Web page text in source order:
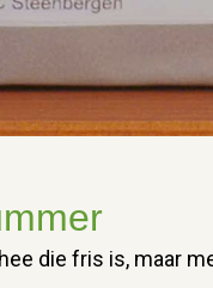
die fris is, maar